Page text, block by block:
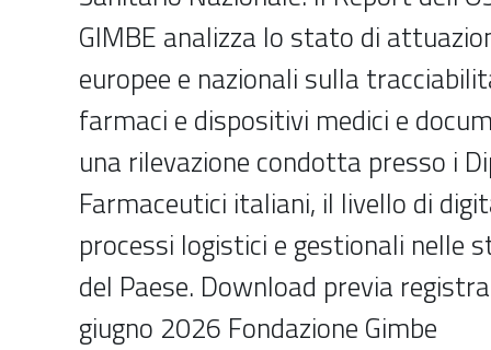
GIMBE analizza lo stato di
europee e nazionali sulla
farmaci e dispositivi medici e
una rilevazione condotta presso i
Farmaceutici italiani, il livello di
processi logistici e gestionali nelle
del Paese. Download previa
giugno 2026 Fondazione Gimbe